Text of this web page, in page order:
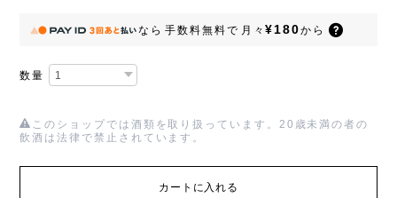
なら 手数料無料で 月々¥180から
数量
このショップでは酒類を取り扱っています。20歳未満の者の
飲酒は法律で禁止されています。
カートに入れる